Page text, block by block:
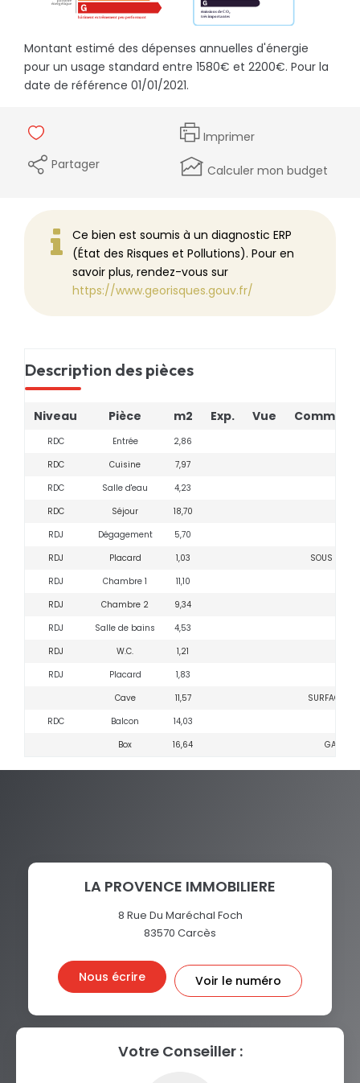
Montant estimé des dépenses annuelles d'énergie
pour un usage standard entre 1580€ et 2200€. Pour la
date de référence 01/01/2021.
Imprimer
Partager
Calculer mon budget
Ce bien est soumis à un diagnostic ERP
(État des Risques et Pollutions). Pour en
savoir plus, rendez-vous sur
https://www.georisques.gouv.fr/
Description des pièces
Niveau Pièce m2 Exp. Vue
RDC Entrée
2,86
RDC
Cuisine
7,97
RDC
Salle d'eau
4,23
RDC
Séjour
18,70
RDJ
Dégagement
5,70
RDJ
Placard 1,03
SOUS
RDJ
Chambre 1
11,10
RDJ
Chambre 2
9,34
RDJ
Salle de bains
4,53
RDJ
W.C.
1,21
RDJ
Placard
1,83
Cave
11,57
SURFACE
RDC
Balcon
14,03
Box
16,64 GARAGE
LA PROVENCE IMMOBILIERE
8 Rue Du Maréchal Foch
83570 Carcès
Nous écrire Voir le numéro
Votre Conseiller :